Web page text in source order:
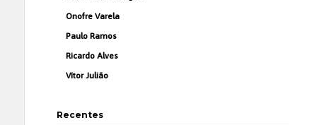
Onofre Varela
Paulo Ramos
Ricardo Alves
Vítor Julião
Recentes